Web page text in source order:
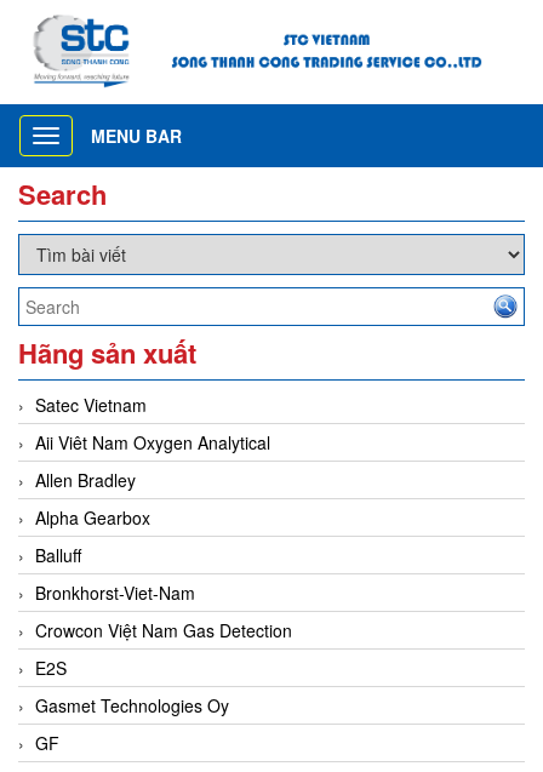
Toggle
navigation
MENU BAR
Search
Hãng sản xuất
Satec Vietnam
Aii Viêt Nam Oxygen Analytical
Allen Bradley
Alpha Gearbox
Balluff
Bronkhorst-Viet-Nam
Crowcon Việt Nam Gas Detection
E2S
Gasmet Technologies Oy
GF